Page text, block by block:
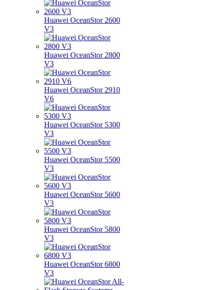
Huawei OceanStor 2600
V3
Huawei OceanStor 2800
V3
Huawei OceanStor 2910
V6
Huawei OceanStor 5300
V3
Huawei OceanStor 5500
V3
Huawei OceanStor 5600
V3
Huawei OceanStor 5800
V3
Huawei OceanStor 6800
V3